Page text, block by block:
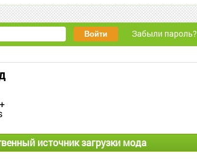
Забыли пароль?
источник загрузки мода